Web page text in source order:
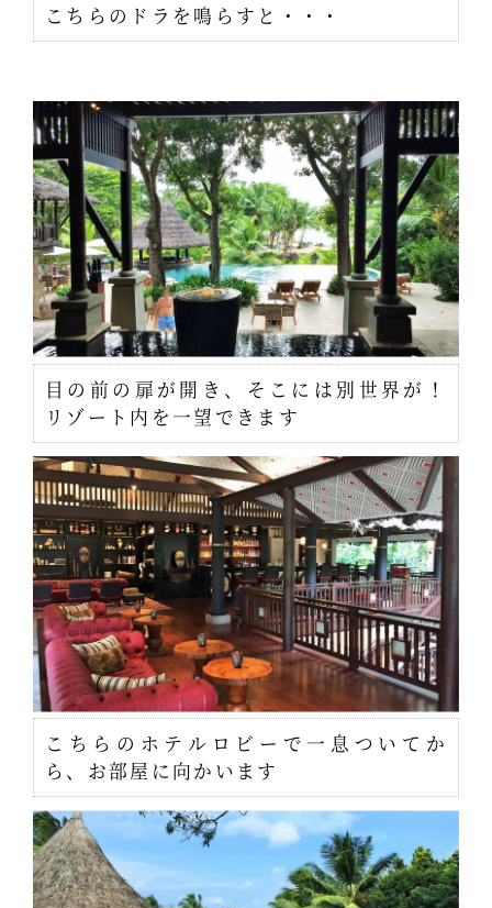
こちらのドラを鳴らすと・・・
目の前の扉が開き、そこには別世界が！
リゾート内を一望できます
こちらのホテルロビーで一息ついてか
ら、お部屋に向かいます